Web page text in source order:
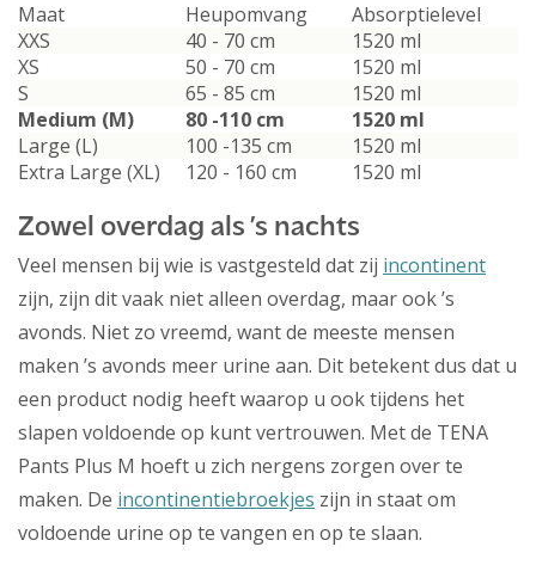
Maat Heupomvang
Absorptielevel
XXS
40 - 70 cm
1520 ml
XS
50 - 70 cm
1520 ml
S
65 - 85 cm
1520 ml
Medium (M)
80 -110 cm
1520 ml
Large (L)
100 -135 cm
1520 ml
Extra Large (XL)
120 - 160 cm 1520 ml
Zowel overdag als ’s nachts
Veel mensen bij wie is vastgesteld dat zij incontinent
zijn, zijn dit vaak niet alleen overdag, maar ook ’s
avonds. Niet zo vreemd, want de meeste mensen
maken ’s avonds meer urine aan. Dit betekent dus dat u
een product nodig heeft waarop u ook tijdens het
slapen voldoende op kunt vertrouwen. Met de TENA
Pants Plus M hoeft u zich nergens zorgen over te
maken. De incontinentiebroekjes zijn in staat om
voldoende urine op te vangen en op te slaan.